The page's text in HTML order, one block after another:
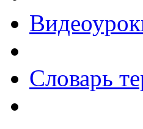
Словарь